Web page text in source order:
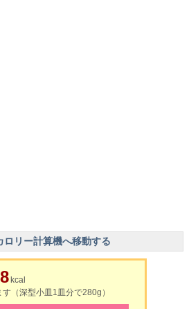
リー計算機へ移動する
kcal
（深型小皿1皿分で280g）